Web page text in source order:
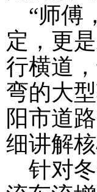
“师傅
定，更
行横道
弯的大
阳市道
细讲解
针对